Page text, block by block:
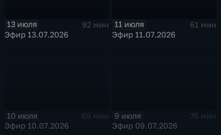
13 июля
92 мин
Эфир 13.07.2026
11 июля
61 мин
Эфир 11.07.2026
10 июля
69 мин
Эфир 10.07.2026
9 июля
76 мин
Эфир 09.07.2026